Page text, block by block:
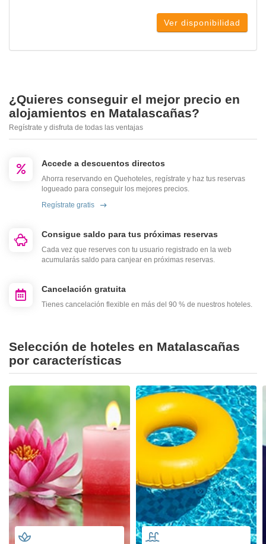
Ver disponibilidad
¿Quieres conseguir el mejor precio en
alojamientos en Matalascañas?
Regístrate y disfruta de todas las ventajas
Accede a descuentos directos
Ahorra reservando en Quehoteles, regístrate y haz tus reservas
logueado para conseguir los mejores precios.
Regístrate gratis
Consigue saldo para tus próximas reservas
Cada vez que reserves con tu usuario registrado en la web
acumularás saldo para canjear en próximas reservas.
Cancelación gratuita
Tienes cancelación flexible en más del 90 % de nuestros hoteles.
Selección de hoteles en Matalascañas
por características